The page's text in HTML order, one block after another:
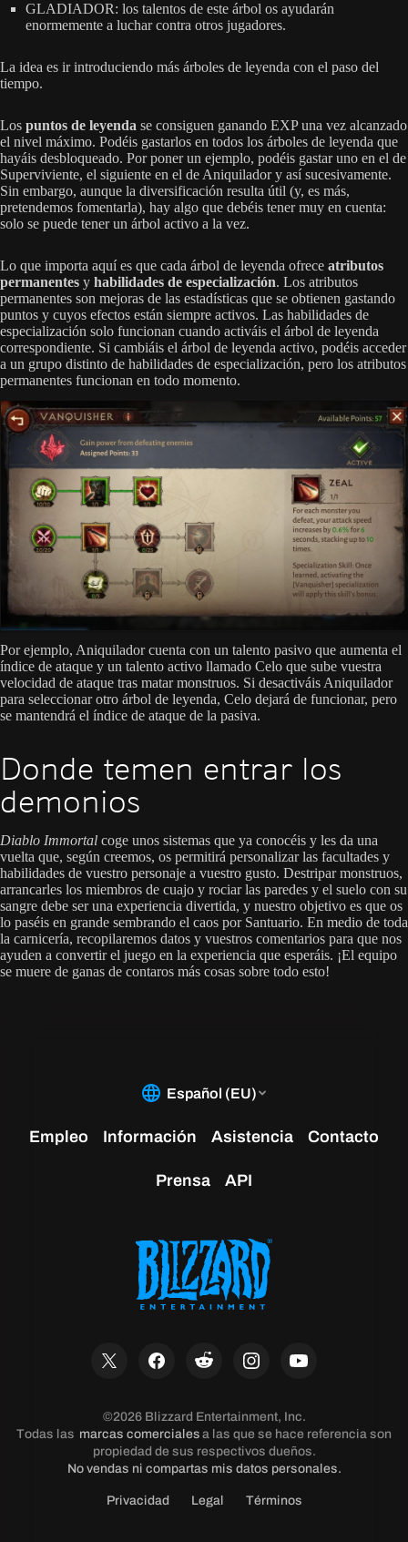
GLADIADOR: los talentos de este árbol os ayudarán
enormemente a luchar contra otros jugadores.
La idea es ir introduciendo más árboles de leyenda con el paso del
tiempo.
Los puntos de leyenda se consiguen ganando EXP una vez alcanzado
el nivel máximo. Podéis gastarlos en todos los árboles de leyenda que
hayáis desbloqueado. Por poner un ejemplo, podéis gastar uno en el de
Superviviente, el siguiente en el de Aniquilador y así sucesivamente.
Sin embargo, aunque la diversificación resulta útil (y, es más,
pretendemos fomentarla), hay algo que debéis tener muy en cuenta:
solo se puede tener un árbol activo a la vez.
Lo que importa aquí es que cada árbol de leyenda ofrece atributos
permanentes y habilidades de especialización. Los atributos
permanentes son mejoras de las estadísticas que se obtienen gastando
puntos y cuyos efectos están siempre activos. Las habilidades de
especialización solo funcionan cuando activáis el árbol de leyenda
correspondiente. Si cambiáis el árbol de leyenda activo, podéis acceder
a un grupo distinto de habilidades de especialización, pero los atributos
permanentes funcionan en todo momento.
Por ejemplo, Aniquilador cuenta con un talento pasivo que aumenta el
índice de ataque y un talento activo llamado Celo que sube vuestra
velocidad de ataque tras matar monstruos. Si desactiváis Aniquilador
para seleccionar otro árbol de leyenda, Celo dejará de funcionar, pero
se mantendrá el índice de ataque de la pasiva.
Donde temen entrar los
demonios
Diablo Immortal coge unos sistemas que ya conocéis y les da una
vuelta que, según creemos, os permitirá personalizar las facultades y
habilidades de vuestro personaje a vuestro gusto. Destripar monstruos,
arrancarles los miembros de cuajo y rociar las paredes y el suelo con su
sangre debe ser una experiencia divertida, y nuestro objetivo es que os
lo paséis en grande sembrando el caos por Santuario. En medio de toda
la carnicería, recopilaremos datos y vuestros comentarios para que nos
ayuden a convertir el juego en la experiencia que esperáis. ¡El equipo
se muere de ganas de contaros más cosas sobre todo esto!